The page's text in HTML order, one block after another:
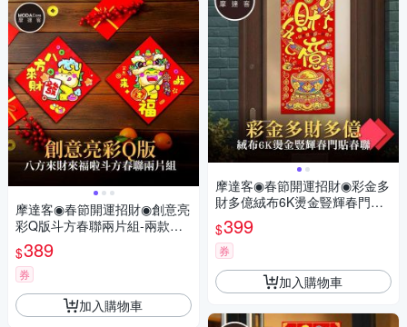
摩達客◉春節開運招財◉創意亮
彩Q版斗方春聯兩片組-兩款可
選
$389
券
加入購物車
摩達客◉春節開運招財◉彩金多
財多億絨布6K燙金豎輝春門貼
春聯(單片入)
$399
券
加入購物車